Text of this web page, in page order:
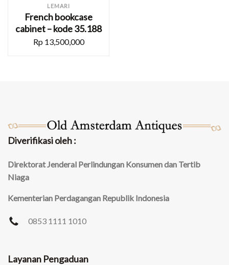
LEMARI
French bookcase
cabinet – kode 35.188
Rp 13,500,000
Diverifikasi oleh :
Direktorat Jenderal Perlindungan Konsumen dan Tertib
Niaga
Kementerian Perdagangan Republik Indonesia
0853 1111 1010
Layanan Pengaduan